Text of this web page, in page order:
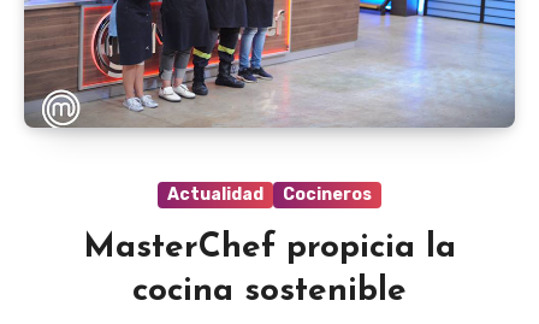
Actualidad Cocineros
MasterChef propicia la
cocina sostenible